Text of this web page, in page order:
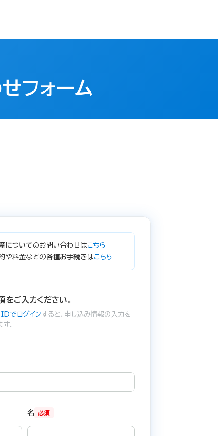
フォーム
についてのお問い合わせはこちら
や料金などの各種お手続きはこちら
をご入力ください。
でログインすると、申し込み情報の入力を
。
必須
名